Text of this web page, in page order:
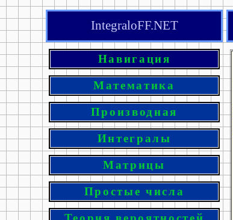
IntegraloFF.NET
Навигация
Математика
Производная
Интегралы
Матрицы
Простые числа